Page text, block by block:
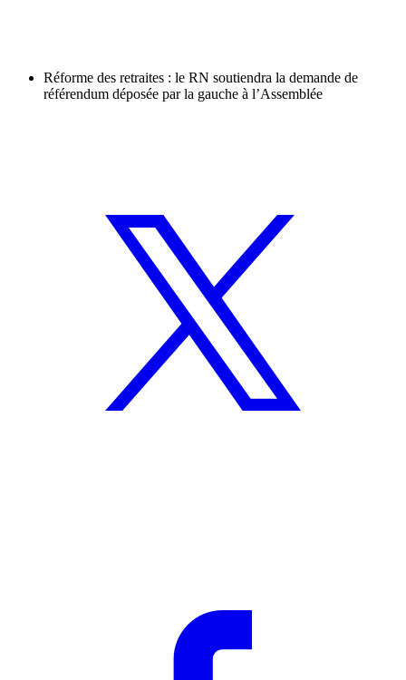
Réforme des retraites : le RN soutiendra la demande de
référendum déposée par la gauche à l’Assemblée